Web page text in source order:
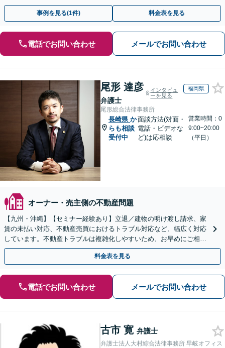
交渉いたします。まずは電話相談からお越しください
事例を見る(1件) 料金表を見る
電話でお問い合わせ メールでお問い合わせ
尾形 達彦
弁護士
インタビュ
ーを見る
福岡県
尾形総合法律事務所
長崎県 か
らも相談
受付中
面談方法(対面・
電話・ビデオな
ど)は応相談
営業時間：0
9:00~20:00
（平日）
オーナー・売主側の不動産問題
【九州・沖縄】【セミナー経験あり】立退／建物の明け渡し請求、家
賃の未払い対応、不動産売買におけるトラブル対応など、幅広く対応
しています。不動産トラブルは複雑化しやすいため、お早めにご相談
ください。【休日・夜間面談可】
料金表を見る
電話でお問い合わせ メールでお問い合わせ
古市 寛 弁護士
弁護士法人大村綜合法律事務所 早岐オフィス